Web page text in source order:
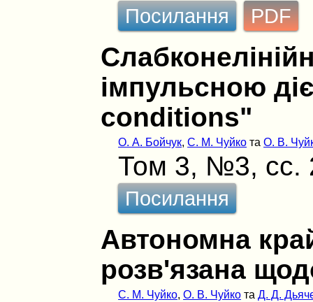
Посилання PDF
імпульсною
conditions"
О. А. Бойчук,С. М. Чуйко таО. В.
Том 3, №3, сс.
Посилання
Автономна
розв'язана
С. М. Чуйко,О. В. Чуйко таД. Д.